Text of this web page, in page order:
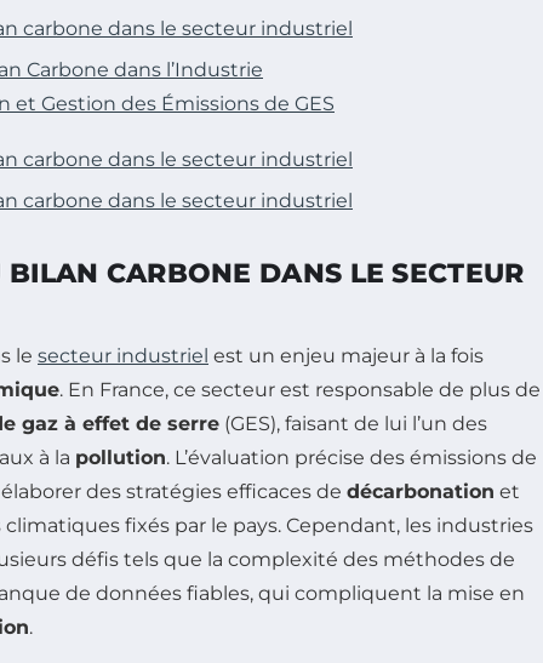
carbone dans le secteur industriel
Carbone dans l’Industrie
et Gestion des Émissions de GES
carbone dans le secteur industriel
carbone dans le secteur industriel
BILAN CARBONE DANS LE SECTEUR
le secteur industriel est un enjeu majeur à la fois
. En France, ce secteur est responsable de plus de
gaz à effet de serre (GES), faisant de lui l’un des
à la pollution. L’évaluation précise des émissions de
des stratégies efficaces de décarbonation et
fixés par le pays. Cependant, les industries
défis tels que la complexité des méthodes de
de données fiables, qui compliquent la mise en
.